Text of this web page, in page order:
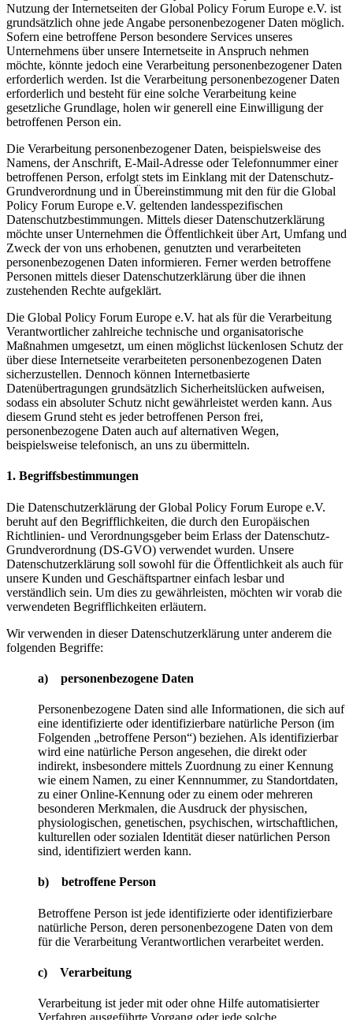
Nutzung der Internetseiten der Global Policy Forum Europe e.V. ist
grundsätzlich ohne jede Angabe personenbezogener Daten möglich.
Sofern eine betroffene Person besondere Services unseres
Unternehmens über unsere Internetseite in Anspruch nehmen
möchte, könnte jedoch eine Verarbeitung personenbezogener Daten
erforderlich werden. Ist die Verarbeitung personenbezogener Daten
erforderlich und besteht für eine solche Verarbeitung keine
gesetzliche Grundlage, holen wir generell eine Einwilligung der
betroffenen Person ein.
Die Verarbeitung personenbezogener Daten, beispielsweise des
Namens, der Anschrift, E-Mail-Adresse oder Telefonnummer einer
betroffenen Person, erfolgt stets im Einklang mit der Datenschutz-
Grundverordnung und in Übereinstimmung mit den für die Global
Policy Forum Europe e.V. geltenden landesspezifischen
Datenschutzbestimmungen. Mittels dieser Datenschutzerklärung
möchte unser Unternehmen die Öffentlichkeit über Art, Umfang und
Zweck der von uns erhobenen, genutzten und verarbeiteten
personenbezogenen Daten informieren. Ferner werden betroffene
Personen mittels dieser Datenschutzerklärung über die ihnen
zustehenden Rechte aufgeklärt.
Die Global Policy Forum Europe e.V. hat als für die Verarbeitung
Verantwortlicher zahlreiche technische und organisatorische
Maßnahmen umgesetzt, um einen möglichst lückenlosen Schutz der
über diese Internetseite verarbeiteten personenbezogenen Daten
sicherzustellen. Dennoch können Internetbasierte
Datenübertragungen grundsätzlich Sicherheitslücken aufweisen,
sodass ein absoluter Schutz nicht gewährleistet werden kann. Aus
diesem Grund steht es jeder betroffenen Person frei,
personenbezogene Daten auch auf alternativen Wegen,
beispielsweise telefonisch, an uns zu übermitteln.
1. Begriffsbestimmungen
Die Datenschutzerklärung der Global Policy Forum Europe e.V.
beruht auf den Begrifflichkeiten, die durch den Europäischen
Richtlinien- und Verordnungsgeber beim Erlass der Datenschutz-
Grundverordnung (DS-GVO) verwendet wurden. Unsere
Datenschutzerklärung soll sowohl für die Öffentlichkeit als auch für
unsere Kunden und Geschäftspartner einfach lesbar und
verständlich sein. Um dies zu gewährleisten, möchten wir vorab die
verwendeten Begrifflichkeiten erläutern.
Wir verwenden in dieser Datenschutzerklärung unter anderem die
folgenden Begriffe:
a) personenbezogene Daten
Personenbezogene Daten sind alle Informationen, die sich auf
eine identifizierte oder identifizierbare natürliche Person (im
Folgenden „betroffene Person“) beziehen. Als identifizierbar
wird eine natürliche Person angesehen, die direkt oder
indirekt, insbesondere mittels Zuordnung zu einer Kennung
wie einem Namen, zu einer Kennnummer, zu Standortdaten,
zu einer Online-Kennung oder zu einem oder mehreren
besonderen Merkmalen, die Ausdruck der physischen,
physiologischen, genetischen, psychischen, wirtschaftlichen,
kulturellen oder sozialen Identität dieser natürlichen Person
sind, identifiziert werden kann.
b) betroffene Person
Betroffene Person ist jede identifizierte oder identifizierbare
natürliche Person, deren personenbezogene Daten von dem
für die Verarbeitung Verantwortlichen verarbeitet werden.
c) Verarbeitung
Verarbeitung ist jeder mit oder ohne Hilfe automatisierter